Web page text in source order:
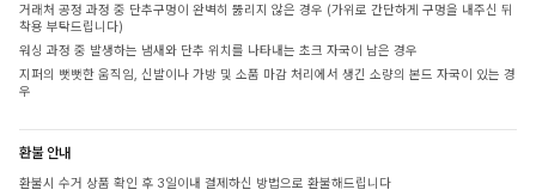
거래처 공정 과정 중 단추구멍이 완벽히 뚫리지 않은 경우 (가위로 간단하게 구멍을 내주신 뒤
착용 부탁드립니다)
워싱 과정 중 발생하는 냄새와 단추 위치를 나타내는 초크 자국이 남은 경우
지퍼의 뻣뻣한 움직임, 신발이나 가방 및 소품 마감 처리에서 생긴 소량의 본드 자국이 있는 경
우
환불 안내
환불시 수거 상품 확인 후 3일이내 결제하신 방법으로 환불해드립니다